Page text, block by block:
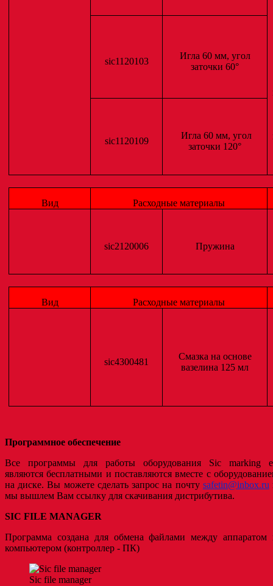
sic1120103
Игла 60 мм, угол
заточки 60°
sic1120109
Игла 60 мм, угол
заточки 120°
Вид Расходные материалы
sic2120006 Пружина
Вид Расходные материалы
sic4300481
Смазка на основе
вазелина 125 мл
Программное обеспечение
Все программы для работы оборудования Sic marking
являются бесплатными и поставляются вместе с
на диске. Вы можете сделать запрос на почту safetin@inbox.ru
мы вышлем Вам ссылку для скачивания дистрибутива.
SIC FILE MANAGER
Программа создана для обмена файлами между аппаратом
компьютером (контроллер - ПК)
Sic file manager